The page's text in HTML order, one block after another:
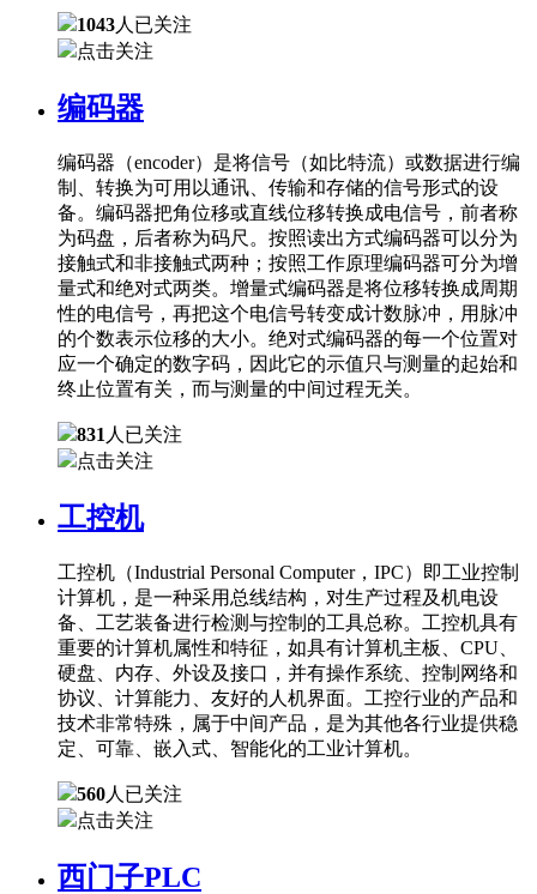
1043人已关注
点击关注
编码器
编码器（encoder）是将信号（如比特流）或数据进行编
制、转换为可用以通讯、传输和存储的信号形式的设
备。编码器把角位移或直线位移转换成电信号，前者称
为码盘，后者称为码尺。按照读出方式编码器可以分为
接触式和非接触式两种；按照工作原理编码器可分为增
量式和绝对式两类。增量式编码器是将位移转换成周期
性的电信号，再把这个电信号转变成计数脉冲，用脉冲
的个数表示位移的大小。绝对式编码器的每一个位置对
应一个确定的数字码，因此它的示值只与测量的起始和
终止位置有关，而与测量的中间过程无关。
831 人已关注
点击关注
工控机
工控机（Industrial Personal Computer，IPC）即工业控制
计算机，是一种采用总线结构，对生产过程及机电设
备、工艺装备进行检测与控制的工具总称。工控机具有
重要的计算机属性和特征，如具有计算机主板、CPU、
硬盘、内存、外设及接口，并有操作系统、控制网络和
协议、计算能力、友好的人机界面。工控行业的产品和
技术非常特殊，属于中间产品，是为其他各行业提供稳
定、可靠、嵌入式、智能化的工业计算机。
560人已关注
点击关注
西门子PLC